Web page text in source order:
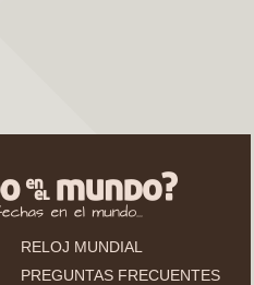
RELOJ MUNDIAL
PREGUNTAS FRECUENTES